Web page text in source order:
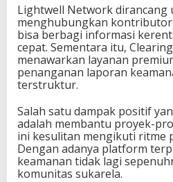
o
u
r
c
e
d
i
A
I
Lightwell Network dirancang
menghubungkan
bisa berbagi informasi
cepat. Sementara itu,
menawarkan layanan
penanganan laporan
terstruktur.
Salah satu dampak positif
adalah membantu proyek-
ini kesulitan mengikuti ritme
Dengan adanya platform
keamanan tidak lagi
komunitas sukarela.